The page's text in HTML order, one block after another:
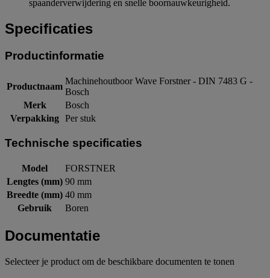
spaanderverwijdering en snelle boornauwkeurigheid.
Specificaties
Productinformatie
Productnaam
Machinehoutboor Wave Forstner - DIN 7483 G -
Bosch
Merk
Bosch
Verpakking Per stuk
Technische specificaties
Model
FORSTNER
Lengtes (mm) 90 mm
Breedte (mm) 40 mm
Gebruik
Boren
Documentatie
Selecteer je product om de beschikbare documenten te tonen